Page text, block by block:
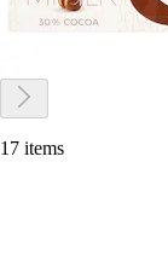
17 items